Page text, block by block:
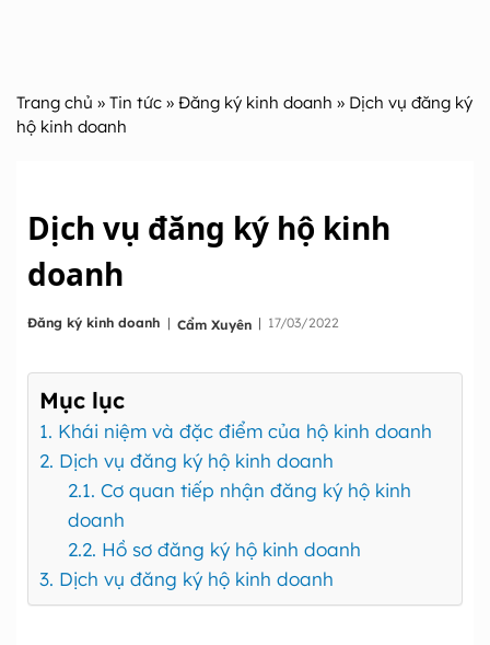
Trang chủ » Tin tức » Đăng ký kinh doanh » Dịch vụ đăng ký
hộ kinh doanh
Dịch vụ đăng ký hộ kinh
doanh
Đăng ký kinh doanh | Cẩm Xuyên | 17/03/2022
Mục lục
1. Khái niệm và đặc điểm của hộ kinh doanh
2. Dịch vụ đăng ký hộ kinh doanh
2.1. Cơ quan tiếp nhận đăng ký hộ kinh
doanh
2.2. Hồ sơ đăng ký hộ kinh doanh
3. Dịch vụ đăng ký hộ kinh doanh